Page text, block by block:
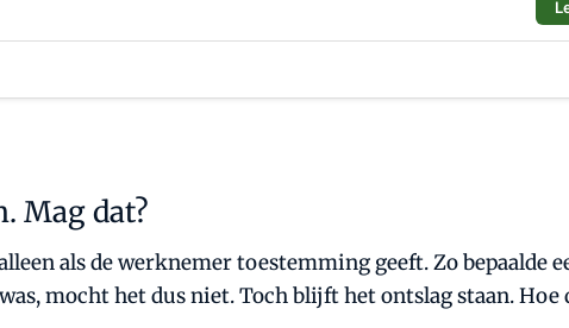
Mag dat?
als de werknemer toestemming geeft. Zo bepaalde
mocht het dus niet. Toch blijft het ontslag staan.